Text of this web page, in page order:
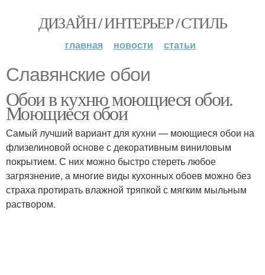
ДИЗАЙН / ИНТЕРЬЕР / СТИЛЬ
главная новости статьи
Славянские обои
Обои в кухню моющиеся обои.
Моющиеся обои
Самый лучший вариант для кухни — моющиеся обои на
флизелиновой основе с декоративным виниловым
покрытием. С них можно быстро стереть любое
загрязнение, а многие виды кухонных обоев можно без
страха протирать влажной тряпкой с мягким мыльным
раствором.